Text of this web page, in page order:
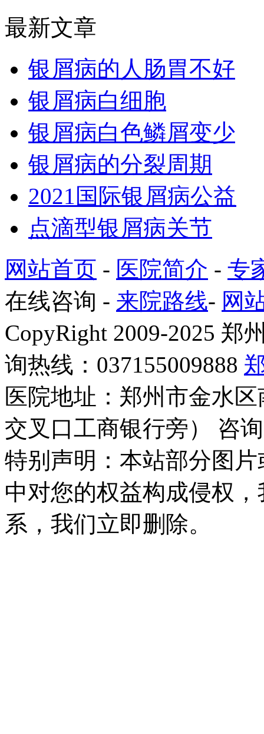
最新文章
银屑病的人肠胃不好
银屑病白细胞
银屑病白色鳞屑变少
银屑病的分裂周期
2021国际银屑病公益
点滴型银屑病关节
网站首页 - 医院简介 - 专
在线咨询 - 来院路线- 网
CopyRight 2009-2025 郑
询热线：037155009888
医院地址：郑州市金水
交叉口工商银行旁） 咨
特别声明：本站部分图
中对您的权益构成侵权
系，我们立即删除。